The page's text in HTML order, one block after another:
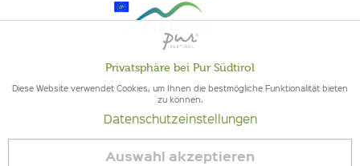
QUALITÄT AUS SÜDTIROL - SÜDTIROLER HERKUNFT & GEPRÜFTE
QUALITÄT
Aktiv
Inaktiv
Privatsphäre bei Pur Südtirol
Diese Website verwendet Cookies, um Ihnen die bestmögliche Funktionalität bieten
zu können.
Datenschutzeinstellungen
Auswahl akzeptieren